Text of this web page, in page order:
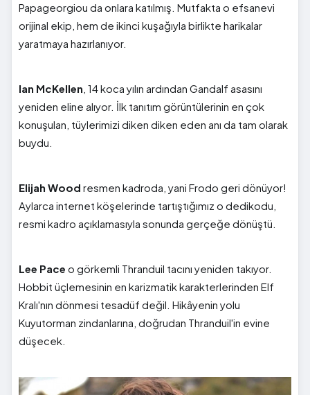
Papageorgiou da onlara katılmış. Mutfakta o efsanevi
orijinal ekip, hem de ikinci kuşağıyla birlikte harikalar
yaratmaya hazırlanıyor.
Ian McKellen , 14 koca yılın ardından Gandalf asasını
yeniden eline alıyor. İlk tanıtım görüntülerinin en çok
konuşulan, tüylerimizi diken diken eden anı da tam olarak
buydu.
Elijah Wood resmen kadroda, yani Frodo geri dönüyor!
Aylarca internet köşelerinde tartıştığımız o dedikodu,
resmi kadro açıklamasıyla sonunda gerçeğe dönüştü.
Lee Pace o görkemli Thranduil tacını yeniden takıyor.
Hobbit üçlemesinin en karizmatik karakterlerinden Elf
Kralı'nın dönmesi tesadüf değil. Hikâyenin yolu
Kuyutorman zindanlarına, doğrudan Thranduil'in evine
düşecek.